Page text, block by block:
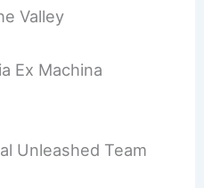
Valley
Ex Machina
Unleashed Team